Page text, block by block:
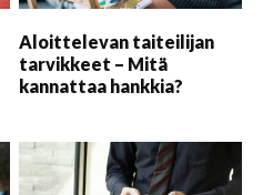
Aloittelevan taiteilijan
tarvikkeet – Mitä
kannattaa hankkia?